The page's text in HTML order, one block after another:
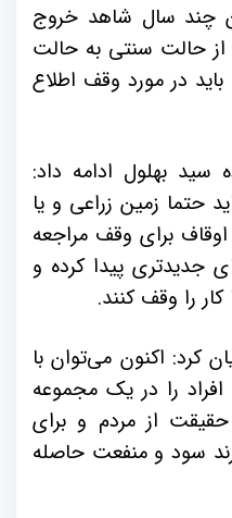
چند سال شاهد خروج
حالت سنتی به حالت
در مورد وقف اطلاع
سید بهلول ادامه داد:
حتما زمین زراعی و یا
اوقاف برای وقف مراجعه
جدیدتری پیدا کرده و
را وقف کنند.
کرد: اکنون می‌توان با
را در یک مجموعه
از مردم و برای
سود و منفعت حاصله